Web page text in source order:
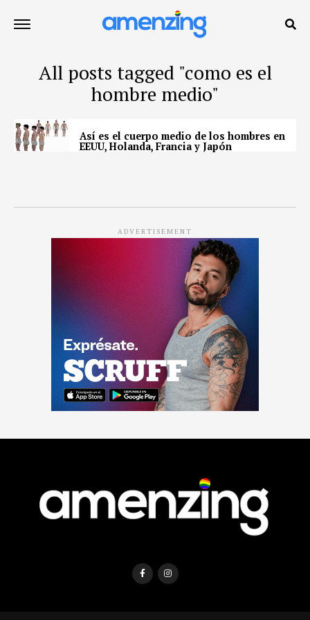
All posts tagged "como es el
hombre medio"
Así es el cuerpo medio de los hombres en
EEUU, Holanda, Francia y Japón
ADVERTISEMENT